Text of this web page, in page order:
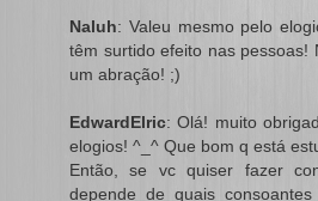
Naluh: Valeu mesmo pelo
têm surtido efeito nas pessoas!
um abração! ;)
EdwardElric: Olá! muito
elogios! ^_^ Que bom q está
Então, se vc quiser fazer
depende de quais